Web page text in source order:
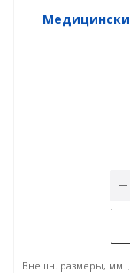
Внешн. размеры, мм